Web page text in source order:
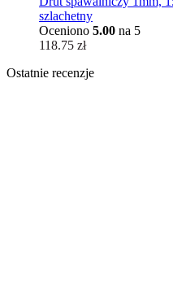
szlachetny
Oceniono 5.00 na 5
118.75 zł
Ostatnie recenzje